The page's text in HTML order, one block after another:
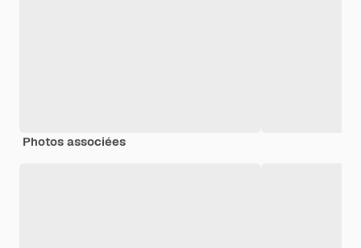
Photos associées